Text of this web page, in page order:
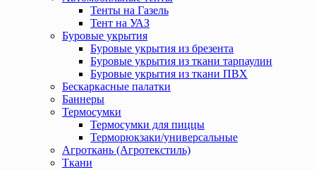
Тенты на Газель
Тент на УАЗ
Буровые укрытия
Буровые укрытия из брезента
Буровые укрытия из ткани тарпаулин
Буровые укрытия из ткани ПВХ
Бескаркасные палатки
Баннеры
Термосумки
Термосумки для пиццы
Терморюкзаки/универсальные
Агроткань (Агротекстиль)
Ткани